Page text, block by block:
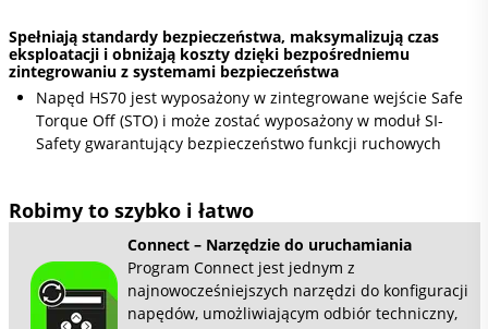
Spełniają standardy bezpieczeństwa, maksymalizują czas
eksploatacji i obniżają koszty dzięki bezpośredniemu
zintegrowaniu z systemami bezpieczeństwa
Napęd HS70 jest wyposażony w zintegrowane wejście Safe
Torque Off (STO) i może zostać wyposażony w moduł SI-
Safety gwarantujący bezpieczeństwo funkcji ruchowych
Robimy to szybko i łatwo
Connect – Narzędzie do uruchamiania
Program Connect jest jednym z
najnowocześniejszych narzędzi do konfiguracji
napędów, umożliwiającym odbiór techniczny,